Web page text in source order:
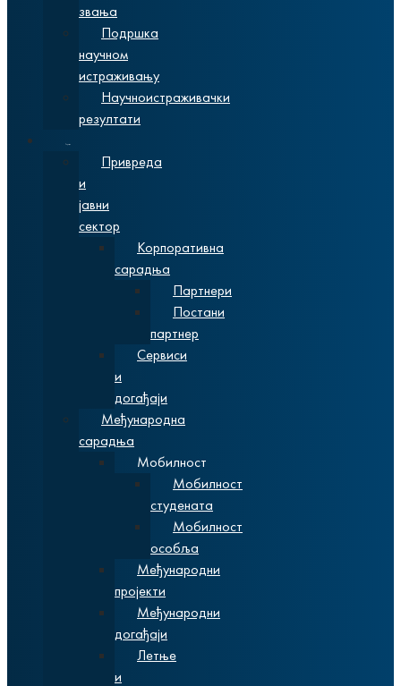
звања
Подршка
научном
истраживању
Научноистраживачки
резултати
Привреда
и
јавни
сектор
Корпоративна
сарадња
Партнери
Постани
партнер
Сервиси
и
догађаји
Међународна
сарадња
Мобилност
Мобилност
студената
Мобилност
особља
Међународни
пројекти
Међународни
догађаји
Летње
и